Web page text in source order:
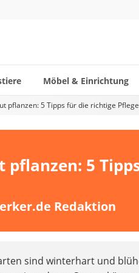
Möbel & Einrichtung
pflanzen: 5 Tipps für die richtige Pflege
pflanzen: 5
Redaktion
sind winterhart und